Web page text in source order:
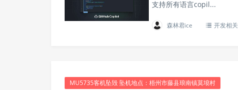
支持所有语言copil...
森林君ice 开发相关
MU5735客机坠毁 坠机地点：梧州市藤县琅南镇莫埌村